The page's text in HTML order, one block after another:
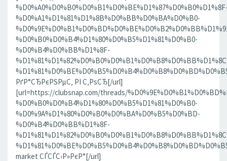
%D0%A1%D1%81%D1%8B%D0%BB%D0%BA%D0%B0-
%D0%B0%D0%B4%D1%80%D0%B5%D1%81%D0%B0-
%D0%B4%D0%BB%D1%8F-
РґР°СЂРєРЅРµС‚ РІ С‚РѕСЂ[/url]
[url=https://clubsnap.com/threads/
%D0%B0%D0%B4%D1%80%D0%B5%D1%81%D0%B0-
%D0%9A%D1%80%D0%B0%D0%BA%D0%B5%D0%BD-
%D0%B4%D0%BB%D1%8F-
market СЃСЃС‹Р»РєР°[/url]